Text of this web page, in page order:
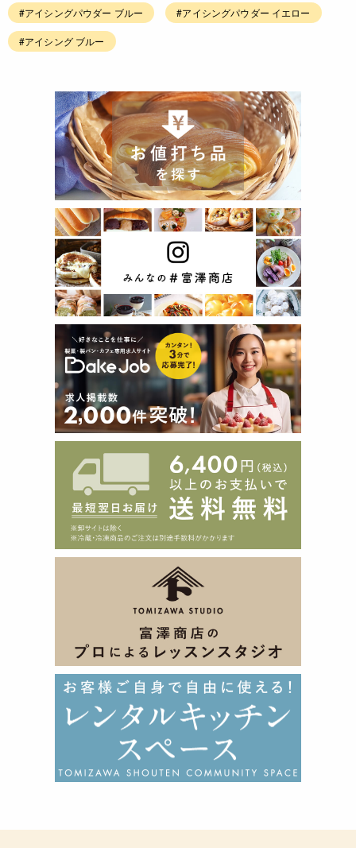
#アイシングパウダー ブルー #アイシングパウダー イエロー
#アイシング ブルー